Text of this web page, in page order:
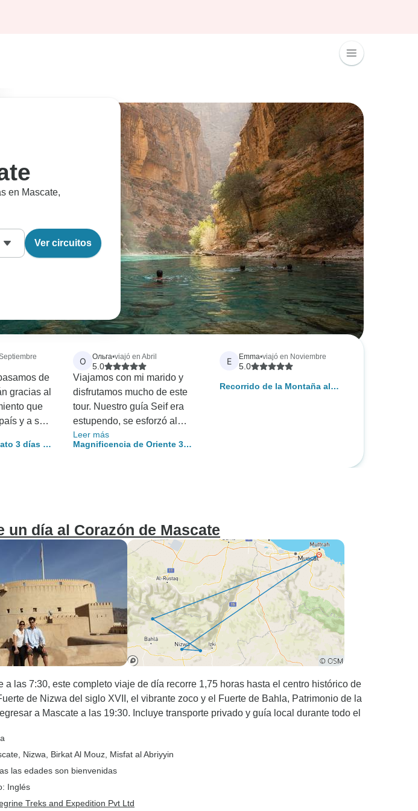
en Mascate,
Ver circuitos
de
gracias al
que
y a su
luego
Luego
blanca
seguida
Sur
que la
Jinz nos
a las
(eclosión,
las
del
Bani
paisaje
de
en su
3 días -
О Ольга•viajó en Abril
5.0
Viajamos con mi marido y
disfrutamos mucho de este
tour. Nuestro guía Seif era
estupendo, se esforzó al
máximo por nosotros y nos
contó muchas cosas
Recomendamos este viaje a
todos los que quieran hacer
un viaje corto pero
Leer más
Magnificencia de Oriente 3
E Emma•viajó en Noviembre
5.0
Recorrido de la Montaña al
un día al Corazón de Mascate
a las 7:30, este completo viaje de día recorre 1,75 horas hasta el centro histórico de
de Nizwa del siglo XVII, el vibrante zoco y el Fuerte de Bahla, Patrimonio de la
a Mascate a las 19:30. Incluye transporte privado y guía local durante todo el
, Nizwa , Birkat Al Mouz , Misfat al Abriyyin
las edades son bienvenidas
Inglés
Treks and Expedition Pvt Ltd